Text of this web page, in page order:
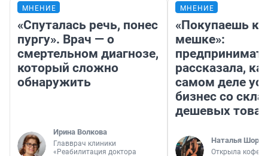
МНЕНИЕ
«Спуталась речь, понес
пургу». Врач — о
смертельном диагнозе,
который сложно
обнаружить
Ирина Волкова
Главврач клиники
«Реабилитация доктора
МНЕНИЕ
«Покупаешь
мешке»:
рассказала,
самом деле
бизнес со
дешевых
Наталья
Открыла